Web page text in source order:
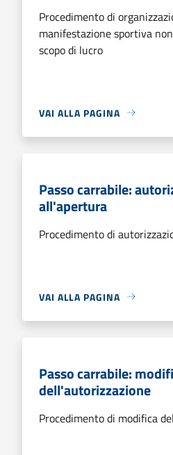
Procedimento di
manifestazione sportiva
scopo di lucro
VAI ALLA PAGINA
Passo carrabile:
all'apertura
Procedimento di
VAI ALLA PAGINA
Passo carrabile:
dell'autorizzazione
Procedimento di modifica